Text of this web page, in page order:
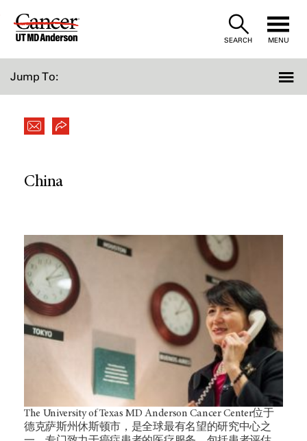
Skip
SEARCH MENU
Jump To:
China
The University of Texas MD Anderson Cancer Center位于
德克萨斯州休斯顿市，是全球最有名望的研究中心之